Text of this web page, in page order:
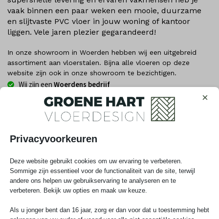
vaak binnen een paar weken een mooie, duurzame
en slijtvaste PVC vloer in jouw woning of kantoor
liggen. Vele jaren plezier gegarandeerd!
In onze showroom in Woerden hebben wij een uitgebreid
assortiment aan vloerstalen. Bijna alle vloeren op deze
website zijn ook in onze showroom te bezichtigen.
Wij zijn een Woerdens bedrijf
Al 15+ jaarspecialist in de regio
allerbesteprijs/kwaliteitverhouding
Legservicebeschikbaar
📅 Kies hieronder eenvoudig je datum
Privacyvoorkeuren
×
Deze website gebruikt cookies om uw ervaring te verbeteren.
Sommige zijn essentieel voor de functionaliteit van de site, terwijl
andere ons helpen uw gebruikservaring te analyseren en te
verbeteren. Bekijk uw opties en maak uw keuze.
Als u jonger bent dan 16 jaar, zorg er dan voor dat u toestemming hebt